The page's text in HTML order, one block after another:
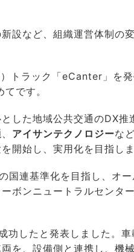
設など、組織運営体制の
トラック「eCanter」を
です。
した地域公共交通のDX推
、 アイサンテクノロジーな
開始し、実用化を目指しま
国連基準化を目指し、オー
ボンニュートラルセンタ
功したと発表しました。車
を、設備側と連携し、機